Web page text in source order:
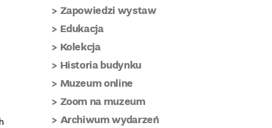
Zapowiedzi wystaw
Edukacja
Kolekcja
Historia budynku
Muzeum online
Zoom na muzeum
Archiwum wydarzeń